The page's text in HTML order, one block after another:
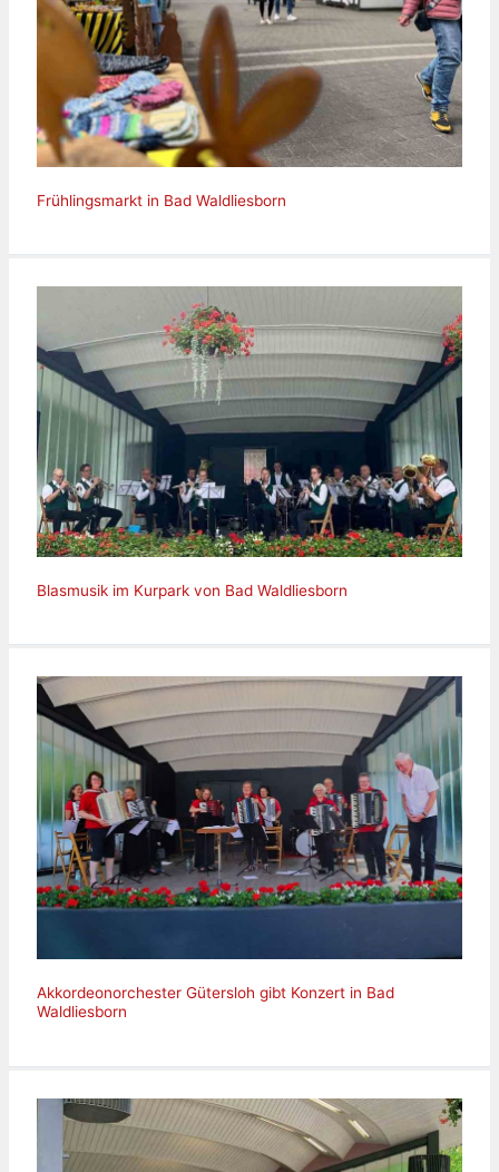
Frühlingsmarkt in Bad Waldliesborn
Blasmusik im Kurpark von Bad Waldliesborn
Akkordeonorchester Gütersloh gibt Konzert in Bad
Waldliesborn